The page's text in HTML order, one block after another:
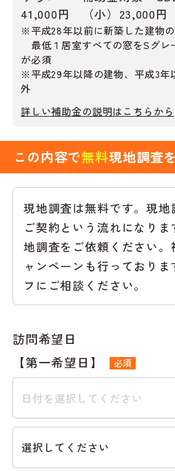
41,000円 （小）23,000円
※平成28年以前に新築した建物の
最低１居室すべての窓をSグレ
が必須
※平成29年以降の建物、平成3年
外
詳しい補助金の説明はこちらから
この内容で無料現地調査
現地調査は無料です。現
ご契約という流れになり
地調査をご依頼ください
ャンペーンも行っており
フにご相談ください。
訪問希望日
【第一希望日】
必須